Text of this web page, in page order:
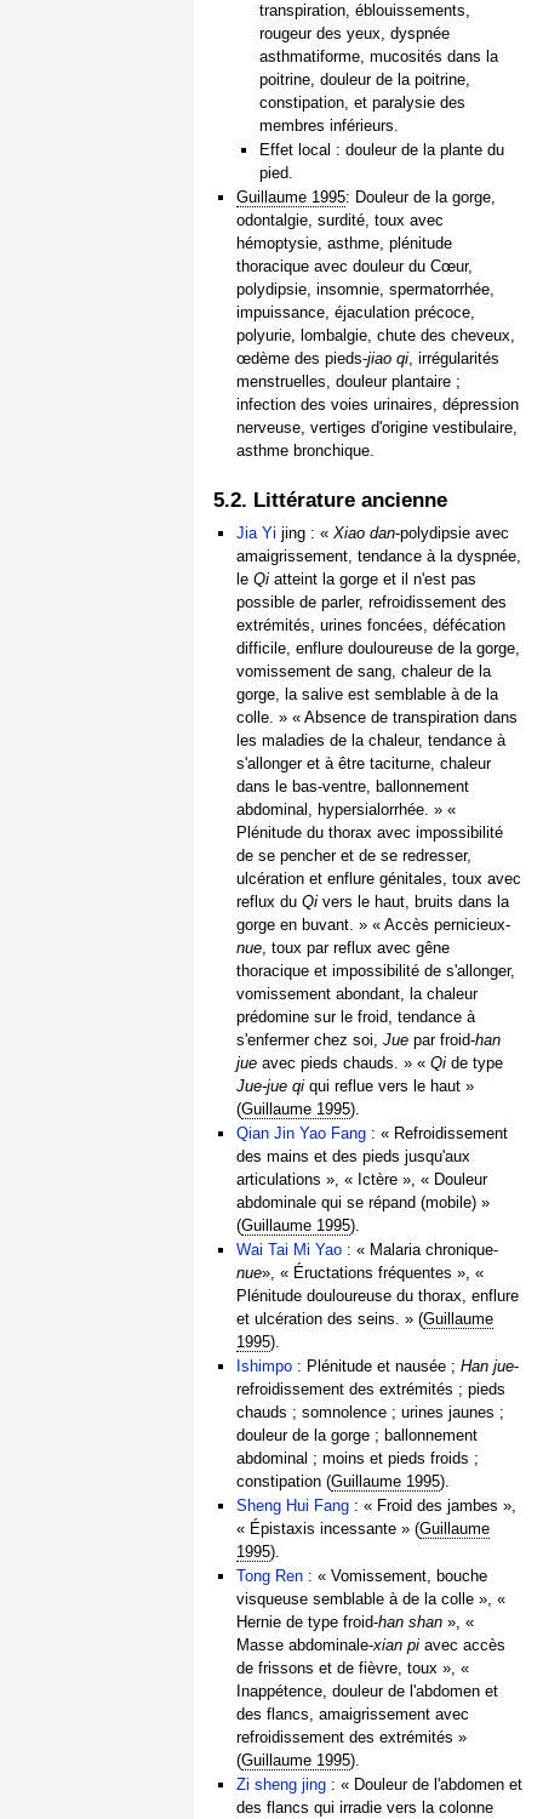
transpiration, éblouissements,
rougeur des yeux, dyspnée
asthmatiforme, mucosités dans la
poitrine, douleur de la poitrine,
constipation, et paralysie des
membres inférieurs.
Effet local : douleur de la plante du
pied.
Guillaume 1995: Douleur de la gorge,
odontalgie, surdité, toux avec
hémoptysie, asthme, plénitude
thoracique avec douleur du Cœur,
polydipsie, insomnie, spermatorrhée,
impuissance, éjaculation précoce,
polyurie, lombalgie, chute des cheveux,
œdème des pieds-jiao qi, irrégularités
menstruelles, douleur plantaire ;
infection des voies urinaires, dépression
nerveuse, vertiges d'origine vestibulaire,
asthme bronchique.
5.2. Littérature ancienne
Jia Yi jing : «Xiao dan-polydipsie avec
amaigrissement, tendance à la dyspnée,
leQi atteint la gorge et il n'est pas
possible de parler, refroidissement des
extrémités, urines foncées, défécation
difficile, enflure douloureuse de la gorge,
vomissement de sang, chaleur de la
gorge, la salive est semblable à de la
colle. » « Absence de transpiration dans
les maladies de la chaleur, tendance à
s'allonger et à être taciturne, chaleur
dans le bas-ventre, ballonnement
abdominal, hypersialorrhée. » «
Plénitude du thorax avec impossibilité
de se pencher et de se redresser,
ulcération et enflure génitales, toux avec
reflux duQi vers le haut, bruits dans la
gorge en buvant. » « Accès pernicieux-
nue , toux par reflux avec gêne
thoracique et impossibilité de s'allonger,
vomissement abondant, la chaleur
prédomine sur le froid, tendance à
s'enfermer chez soi,Jue par froid-han
jue avec pieds chauds. » «Qi de type
Jue-jue qi qui reflue vers le haut »
(Guillaume 1995).
Qian Jin Yao Fang : « Refroidissement
des mains et des pieds jusqu'aux
articulations », « Ictère », « Douleur
abdominale qui se répand (mobile) »
(Guillaume 1995).
Wai Tai Mi Yao : « Malaria chronique-
nue», « Éructations fréquentes », «
Plénitude douloureuse du thorax, enflure
et ulcération des seins. » (Guillaume
1995).
Ishimpo : Plénitude et nausée ;Han jue-
refroidissement des extrémités ; pieds
chauds ; somnolence ; urines jaunes ;
douleur de la gorge ; ballonnement
abdominal ; moins et pieds froids ;
constipation (Guillaume 1995).
Sheng Hui Fang : « Froid des jambes »,
« Épistaxis incessante » (Guillaume
1995).
Tong Ren : « Vomissement, bouche
visqueuse semblable à de la colle », «
Hernie de type froid-han shan », «
Masse abdominale-xian pi avec accès
de frissons et de fièvre, toux », «
Inappétence, douleur de l'abdomen et
des flancs, amaigrissement avec
refroidissement des extrémités »
(Guillaume 1995).
Zi sheng jing : « Douleur de l'abdomen et
des flancs qui irradie vers la colonne